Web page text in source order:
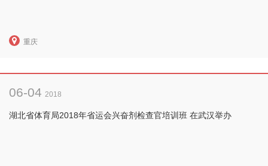
重庆
06-04 2018
湖北省体育局2018年省运会兴奋剂检查官培训班 在武汉举办